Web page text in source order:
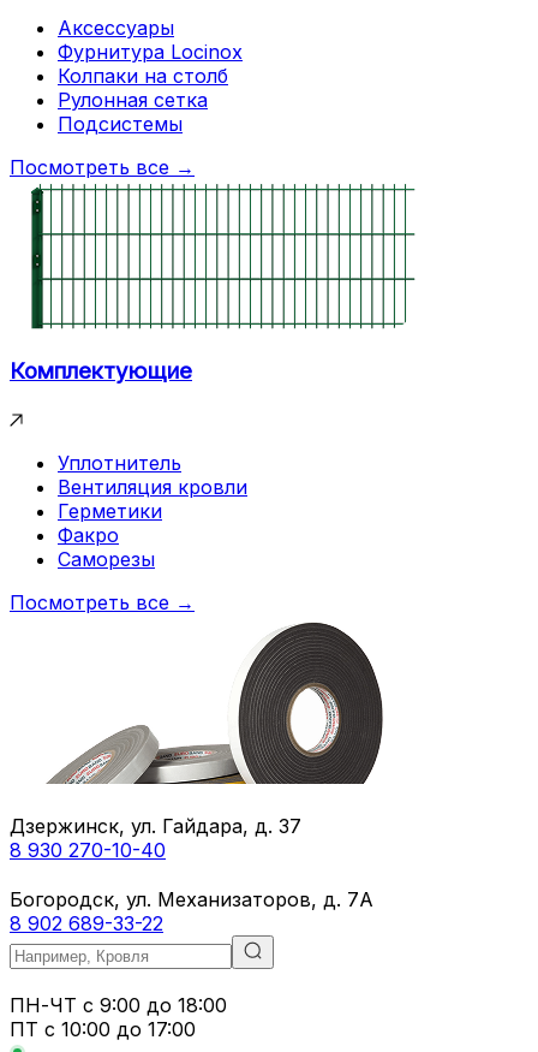
Аксессуары
Фурнитура Locinox
Колпаки на столб
Рулонная сетка
Подсистемы
Посмотреть все →
Комплектующие
Уплотнитель
Вентиляция кровли
Герметики
Факро
Саморезы
Посмотреть все →
Дзержинск, ул. Гайдара, д. 37
8 930 270-10-40
Богородск, ул. Механизаторов, д. 7А
8 902 689-33-22
ПН-ЧТ с 9:00 до 18:00
ПТ с 10:00 до 17:00